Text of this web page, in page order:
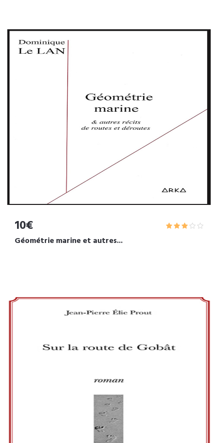
10€
Géométrie marine et autres...